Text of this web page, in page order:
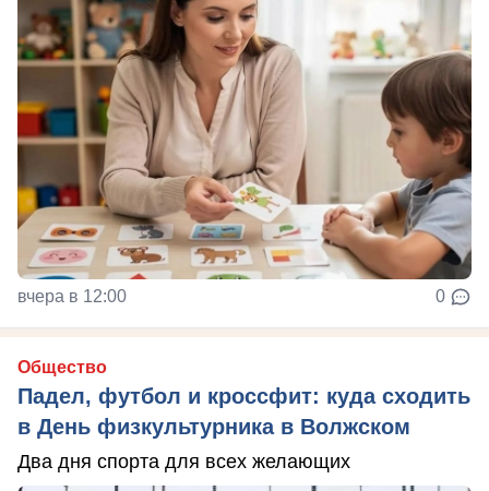
вчера в 12:00 0
Общество
Падел, футбол и кроссфит: куда сходить
в День физкультурника в Волжском
Два дня спорта для всех желающих